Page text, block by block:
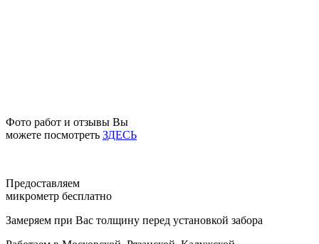
Фото работ и отзывы Вы
можете посмотреть ЗДЕСЬ
Предоставляем
микрометр бесплатно
Замеряем при Вас толщину перед установкой забора